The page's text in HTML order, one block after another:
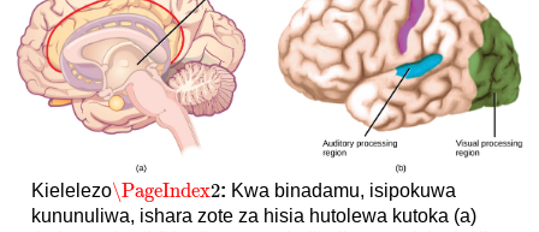
Kielelezo\PageIndex2
\PageIndex2: Kwa binadamu, isipokuwa
kununuliwa, ishara zote za hisia hutolewa kutoka (a)